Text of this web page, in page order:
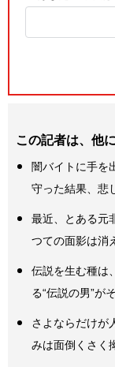
この記者は、他
闇バイトに手を
守った結果、悲
最近、とある元
つての面影は消
伝説を生む種は
る“伝説の男”が
さよならだけが
みは面倒くさく